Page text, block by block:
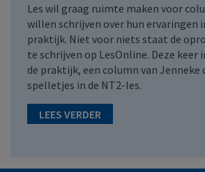
Les wil graag ruimte maken voor
willen schrijven over hun ervaringen
praktijk. Niet voor niets staat de
te schrijven op LesOnline. Deze keer
de praktijk, een column van Jenneke
spelletjes in de NT2-les.
LEES VERDER